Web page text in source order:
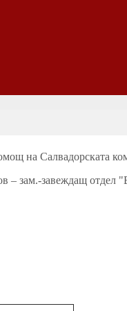
на Салвадорската
– зам.-завеждащ